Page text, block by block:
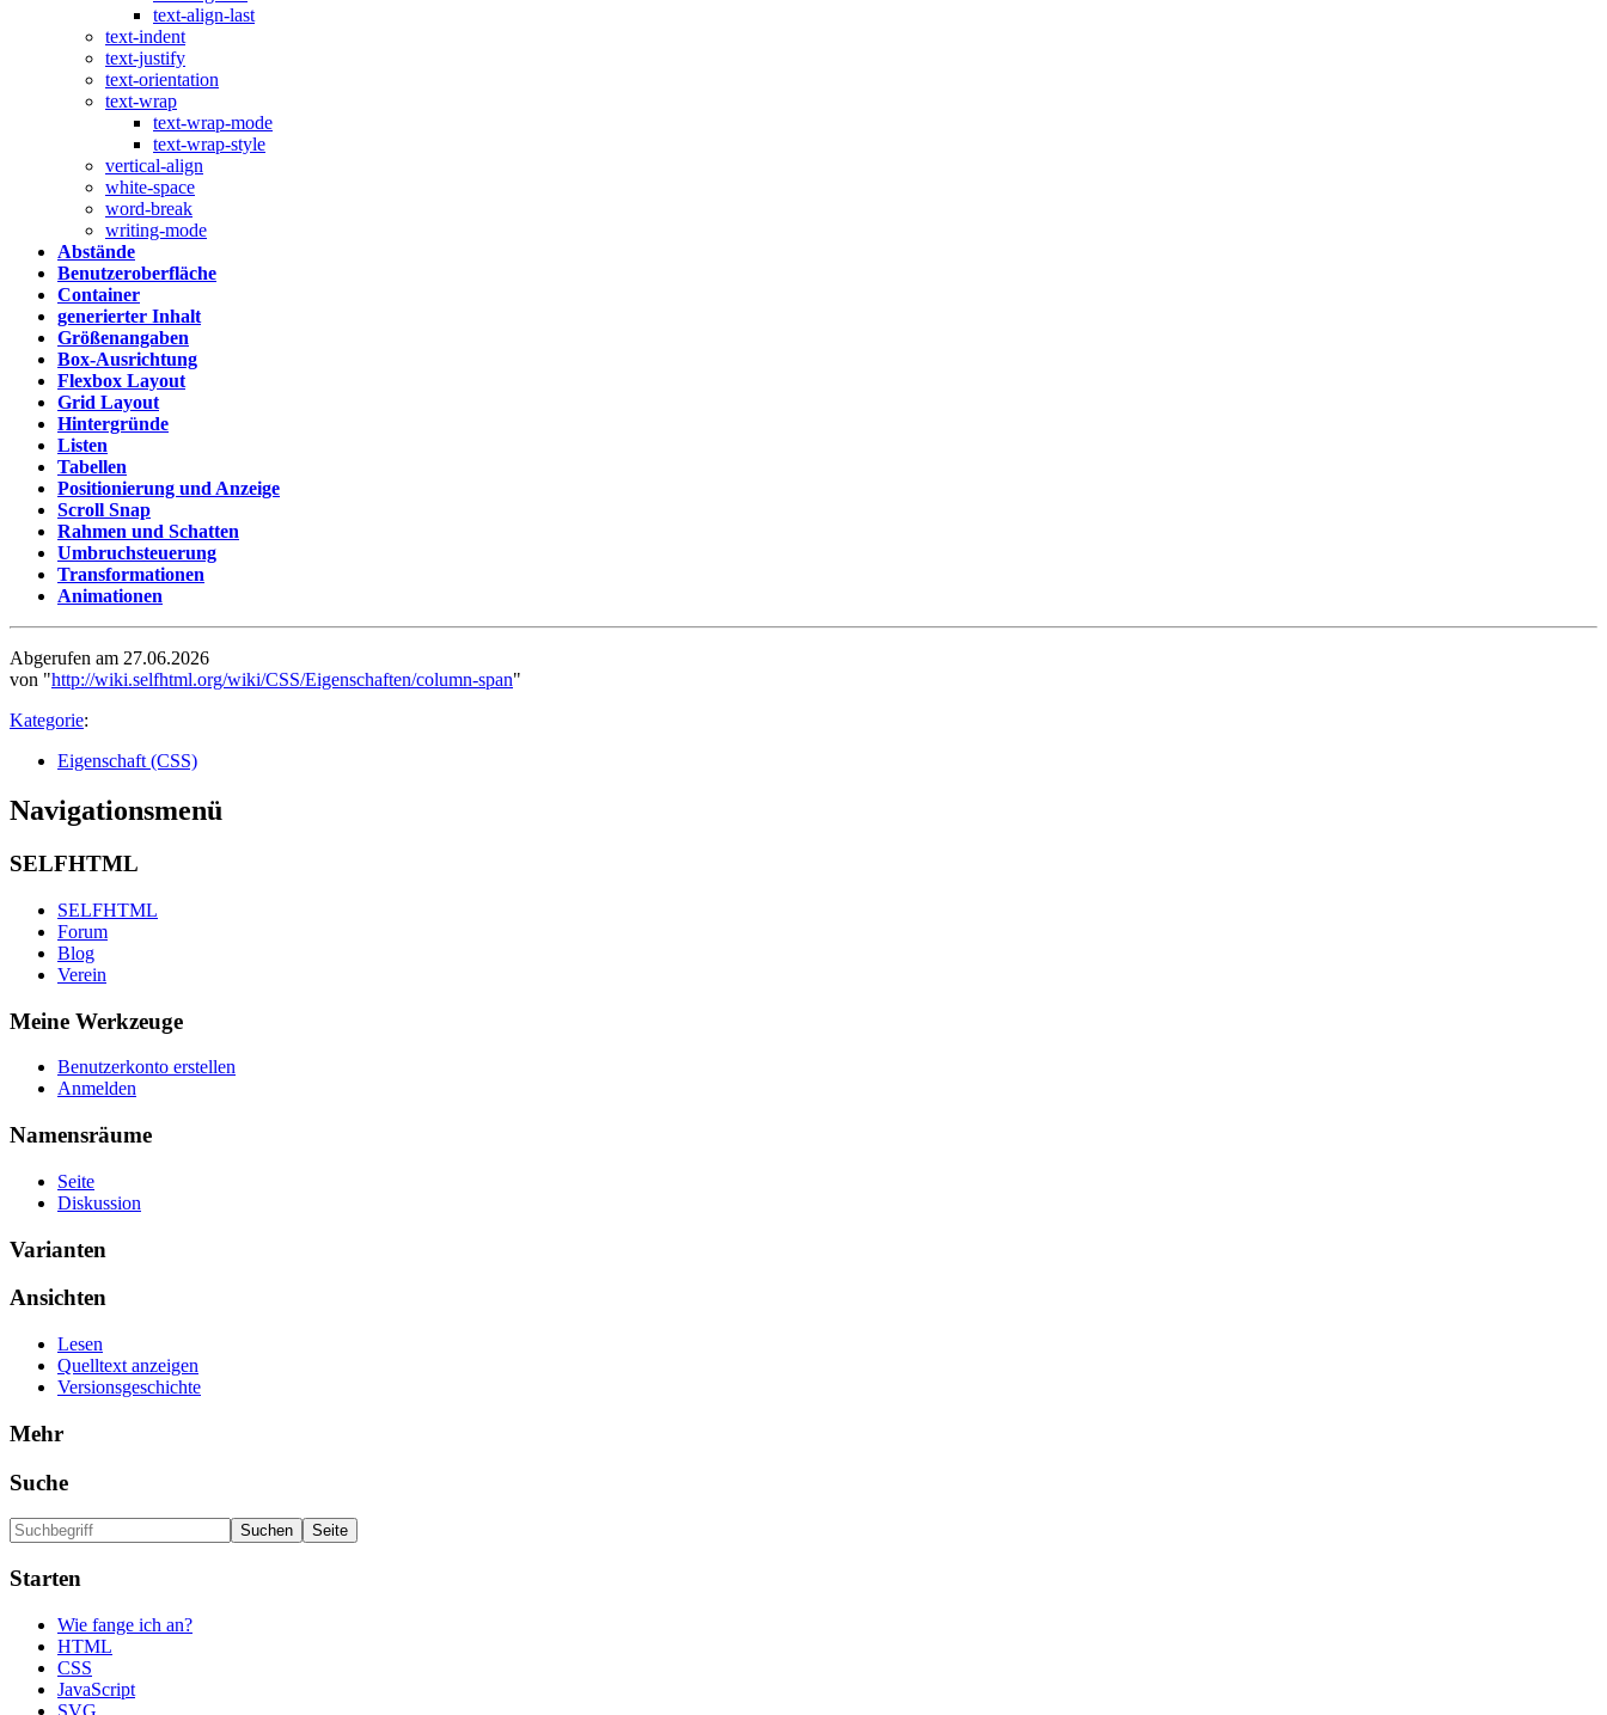
text-align-last
text-indent
text-justify
text-orientation
text-wrap
text-wrap-mode
text-wrap-style
vertical-align
white-space
word-break
writing-mode
Abstände
Benutzeroberfläche
Container
generierter Inhalt
Größenangaben
Box-Ausrichtung
Flexbox Layout
Grid Layout
Hintergründe
Listen
Tabellen
Positionierung und Anzeige
Scroll Snap
Rahmen und Schatten
Umbruchsteuerung
Transformationen
Animationen
Abgerufen am 27.06.2026
von "http://wiki.selfhtml.org/wiki/CSS/Eigenschaften/column-span"
Kategorie:
Eigenschaft (CSS)
Navigationsmenü
SELFHTML
SELFHTML
Forum
Blog
Verein
Meine Werkzeuge
Benutzerkonto erstellen
Anmelden
Namensräume
Seite
Diskussion
Varianten
Ansichten
Lesen
Quelltext anzeigen
Versionsgeschichte
Mehr
Suche
Starten
Wie fange ich an?
HTML
CSS
JavaScript
SVG